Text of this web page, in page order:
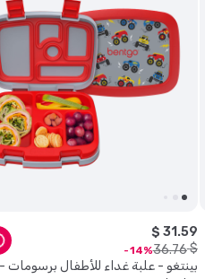
بينتغو - علبة غداء للأطفال برسومات -
$ 31 .59
$
36.76
14